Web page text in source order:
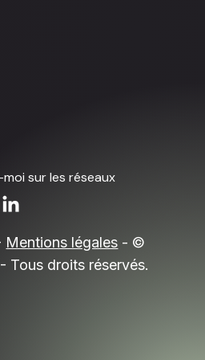
moi sur les réseaux
Mentions légales - ©
Tous droits réservés.